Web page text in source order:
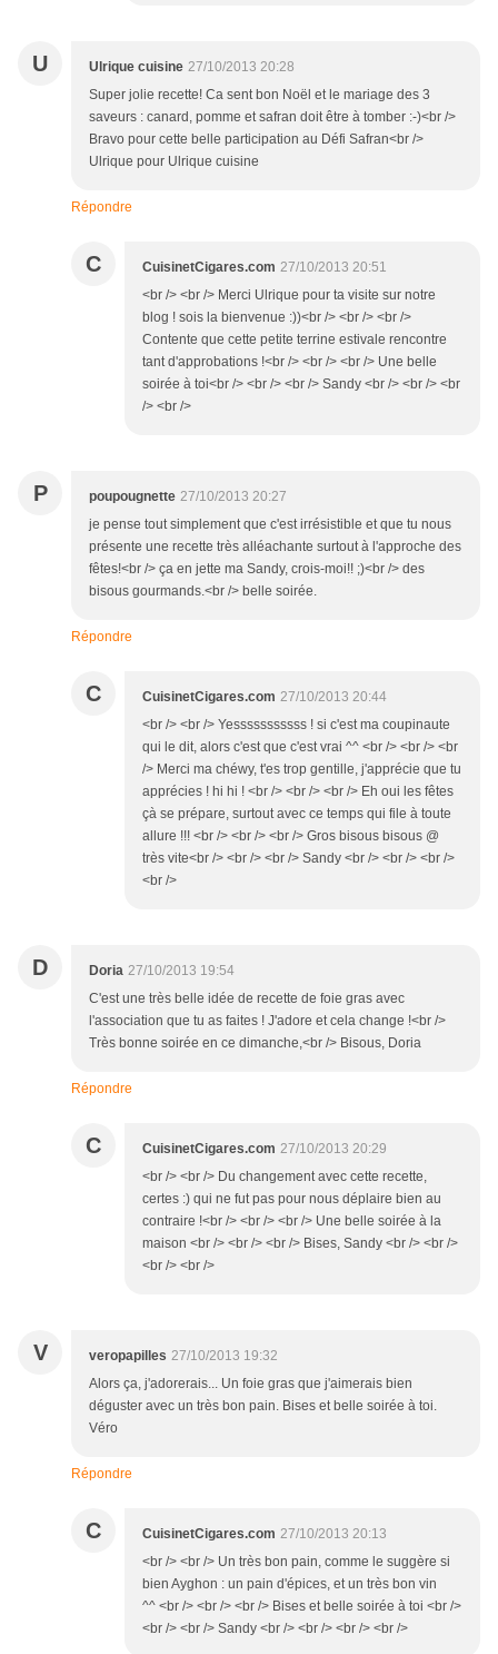
U Ulrique cuisine 27/10/2013 20:28
Super jolie recette! Ca sent bon Noël et le mariage des 3
saveurs : canard, pomme et safran doit être à tomber :-)<br />
Bravo pour cette belle participation au Défi Safran<br />
Ulrique pour Ulrique cuisine
Répondre
C CuisinetCigares.com 27/10/2013 20:51
<br /> <br /> Merci Ulrique pour ta visite sur notre
blog ! sois la bienvenue :))<br /> <br /> <br />
Contente que cette petite terrine estivale rencontre
tant d'approbations !<br /> <br /> <br /> Une belle
soirée à toi<br /> <br /> <br /> Sandy <br /> <br /> <br
/> <br />
P poupougnette 27/10/2013 20:27
je pense tout simplement que c'est irrésistible et que tu nous
présente une recette très alléachante surtout à l'approche des
fêtes!<br /> ça en jette ma Sandy, crois-moi!! ;)<br /> des
bisous gourmands.<br /> belle soirée.
Répondre
C CuisinetCigares.com 27/10/2013 20:44
<br /> <br /> Yesssssssssss ! si c'est ma coupinaute
qui le dit, alors c'est que c'est vrai ^^ <br /> <br /> <br
/> Merci ma chéwy, t'es trop gentille, j'apprécie que tu
apprécies ! hi hi ! <br /> <br /> <br /> Eh oui les fêtes
çà se prépare, surtout avec ce temps qui file à toute
allure !!! <br /> <br /> <br /> Gros bisous bisous @
très vite<br /> <br /> <br /> Sandy <br /> <br /> <br />
<br />
D Doria 27/10/2013 19:54
C'est une très belle idée de recette de foie gras avec
l'association que tu as faites ! J'adore et cela change !<br />
Très bonne soirée en ce dimanche,<br /> Bisous, Doria
Répondre
C CuisinetCigares.com 27/10/2013 20:29
<br /> <br /> Du changement avec cette recette,
certes :) qui ne fut pas pour nous déplaire bien au
contraire !<br /> <br /> <br /> Une belle soirée à la
maison <br /> <br /> <br /> Bises, Sandy <br /> <br />
<br /> <br />
V veropapilles 27/10/2013 19:32
Alors ça, j'adorerais... Un foie gras que j'aimerais bien
déguster avec un très bon pain. Bises et belle soirée à toi.
Véro
Répondre
C CuisinetCigares.com 27/10/2013 20:13
<br /> <br /> Un très bon pain, comme le suggère si
bien Ayghon : un pain d'épices, et un très bon vin
^^ <br /> <br /> <br /> Bises et belle soirée à toi <br />
<br /> <br /> Sandy <br /> <br /> <br /> <br />